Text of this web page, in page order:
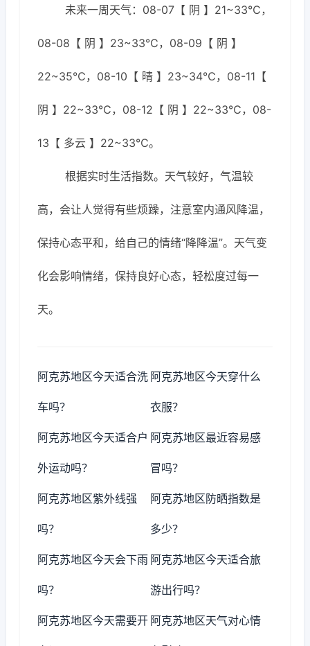
未来一周天气：08-07【 阴 】21~33℃，
08-08【 阴 】23~33℃，08-09【 阴 】
22~35℃，08-10【 晴 】23~34℃，08-11【
阴 】22~33℃，08-12【 阴 】22~33℃，08-
13【 多云 】22~33℃。
根据实时生活指数。天气较好，气温较
高，会让人觉得有些烦躁，注意室内通风降温，
保持心态平和，给自己的情绪“降降温”。天气变
化会影响情绪，保持良好心态，轻松度过每一
天。
阿克苏地区今天适合洗
车吗？
阿克苏地区今天穿什么
衣服？
阿克苏地区今天适合户
外运动吗？
阿克苏地区最近容易感
冒吗？
阿克苏地区紫外线强
吗？
阿克苏地区防晒指数是
多少？
阿克苏地区今天会下雨
吗？
阿克苏地区今天适合旅
游出行吗？
阿克苏地区今天需要开 阿克苏地区天气对心情